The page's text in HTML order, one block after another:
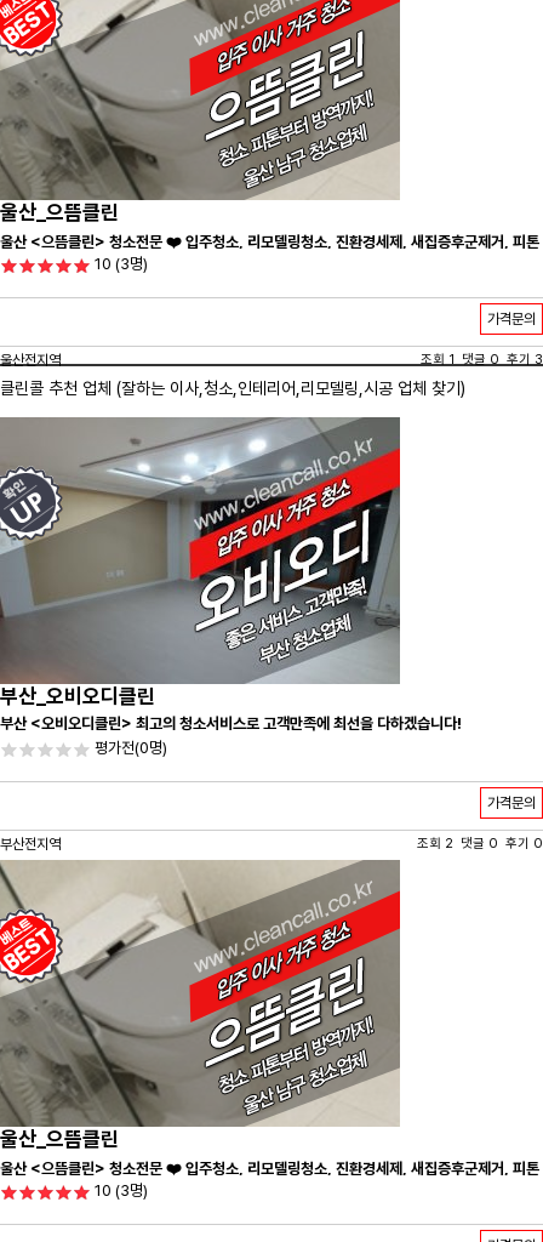
울산_으뜸클린
울산 <으뜸클린> 청소전문 ❤️ 입주청소, 리모델링청소, 진환경세제, 새집증후군제거, 피톤
치드시공 전문 청소 업체 ❤️
10 (3명)
가격문의
울산전지역 조회 1 댓글 0 후기 3
클린콜 추천 업체 (잘하는 이사, 청소 ,인테리어,리모델링,시공 업체 찾기)
부산_오비오디클린
부산 <오비오디클린> 최고의 청소서비스로 고객만족에 최선을 다하겠습니다!
평가전(0명)
가격문의
부산전지역 조회 2 댓글 0 후기 0
울산_으뜸클린
울산 <으뜸클린> 청소전문 ❤️ 입주청소, 리모델링청소, 진환경세제, 새집증후군제거, 피톤
치드시공 전문 청소 업체 ❤️
10 (3명)